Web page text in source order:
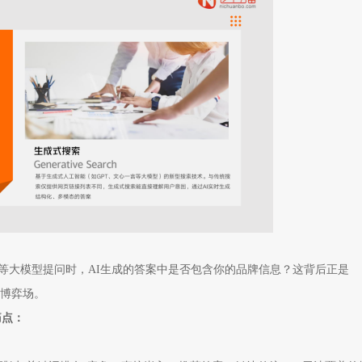
大模型提问时，AI生成的答案中是否包含你的品牌信息？这背后正是
弈场。
：